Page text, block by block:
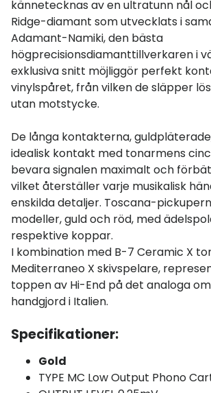
kännetecknas av en ultratunn nål
Ridge-diamant som utvecklats i
Adamant-Namiki, den bästa
högprecisionsdiamanttillverkaren i
exklusiva snitt möjliggör perfekt
vinylspåret, från vilken de släpper
utan motstycke.
De långa kontakterna,
idealisk kontakt med tonarmens
bevara signalen maximalt och
vilket återställer varje musikalisk
enskilda detaljer. Toscana-
modeller, guld och röd, med
respektive koppar.
I kombination med B-7 Ceramic X
Mediterraneo X skivspelare,
toppen av Hi-End på det analoga
handgjord i Italien.
Specifikationer:
Gold
TYPE MC Low Output Phono